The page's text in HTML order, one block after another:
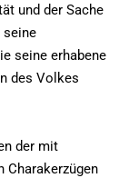
und der Sache
seine
seine erhabene
des Volkes
der mit
Charakerzügen